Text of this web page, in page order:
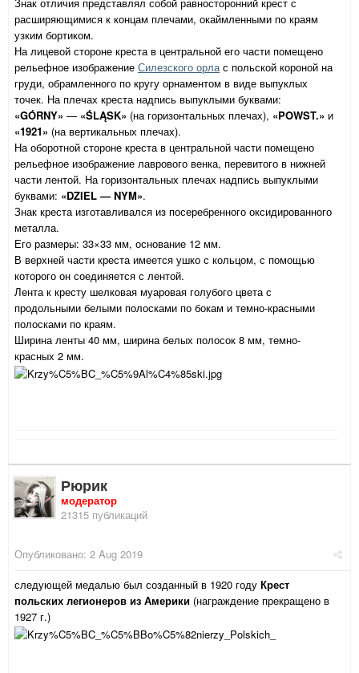
Знак отличия представлял собой равносторонний крест с
расширяющимися к концам плечами, окаймленными по краям
узким бортиком.
На лицевой стороне креста в центральной его части помещено
рельефное изображение Силезского орлас польской короной на
груди, обрамленного по кругу орнаментом в виде выпуклых
точек. На плечах креста надпись выпуклыми буквами:
«GÓRNY» — «ŚLĄSK» (на горизонтальных плечах), «POWST.» и
«1921» (на вертикальных плечах).
На оборотной стороне креста в центральной части помещено
рельефное изображение лаврового венка, перевитого в нижней
части лентой. На горизонтальных плечах надпись выпуклыми
буквами: «DZIEL — NYM».
Знак креста изготавливался из посеребренного оксидированного
металла.
Его размеры: 33×33 мм, основание 12 мм.
В верхней части креста имеется ушко с кольцом, с помощью
которого он соединяется с лентой.
Лента к кресту шелковая муаровая голубого цвета с
продольными белыми полосками по бокам и темно-красными
полосками по краям.
Ширина ленты 40 мм, ширина белых полосок 8 мм, темно-
красных 2 мм.
Рюрик
модератор
21315 публикаций
Опубликовано: 2 Aug 2019
следующей медалью был созданный в 1920 году Крест
польских легионеров из Америки (награждение прекращено в
1927 г.)